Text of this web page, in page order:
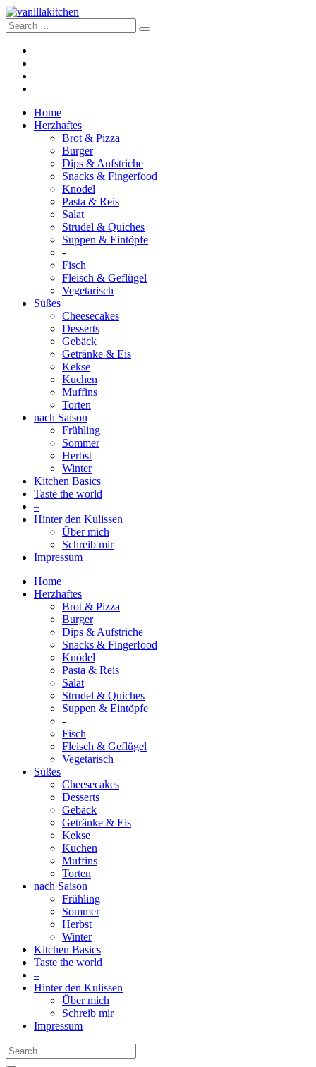
Home
Herzhaftes
Brot & Pizza
Burger
Dips & Aufstriche
Snacks & Fingerfood
Knödel
Pasta & Reis
Salat
Strudel & Quiches
Suppen & Eintöpfe
-
Fisch
Fleisch & Geflügel
Vegetarisch
Süßes
Cheesecakes
Desserts
Gebäck
Getränke & Eis
Kekse
Kuchen
Muffins
Torten
nach Saison
Frühling
Sommer
Herbst
Winter
Kitchen Basics
Taste the world
–
Hinter den Kulissen
Über mich
Schreib mir
Impressum
Home
Herzhaftes
Brot & Pizza
Burger
Dips & Aufstriche
Snacks & Fingerfood
Knödel
Pasta & Reis
Salat
Strudel & Quiches
Suppen & Eintöpfe
-
Fisch
Fleisch & Geflügel
Vegetarisch
Süßes
Cheesecakes
Desserts
Gebäck
Getränke & Eis
Kekse
Kuchen
Muffins
Torten
nach Saison
Frühling
Sommer
Herbst
Winter
Kitchen Basics
Taste the world
–
Hinter den Kulissen
Über mich
Schreib mir
Impressum